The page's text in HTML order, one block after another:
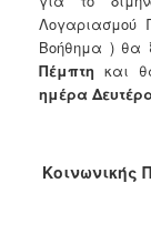
(Κ.Δ.Α.Π.)
Κέντρα
Λογαριασμού
Βοήθημα ) θα
Πέμπτη και
ημέρα
Κοινωνικής